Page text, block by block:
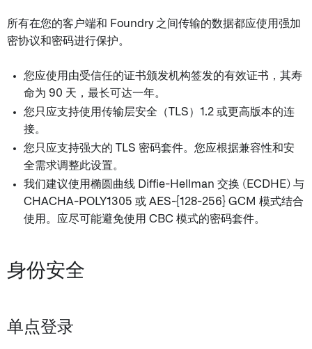
所有在您的客户端和 Foundry 之间传输的数据都应使用强加
密协议和密码进行保护。
您应使用由受信任的证书颁发机构签发的有效证书，其寿
命为 90 天，最长可达一年。
您只应支持使用传输层安全（TLS）1.2 或更高版本的连
接。
您只应支持强大的 TLS 密码套件。您应根据兼容性和安
全需求调整此设置。
我们建议使用椭圆曲线 Diffie-Hellman 交换 (ECDHE) 与
CHACHA-POLY1305 或 AES-{128-256} GCM 模式结合
使用。应尽可能避免使用 CBC 模式的密码套件。
身份安全
单点登录